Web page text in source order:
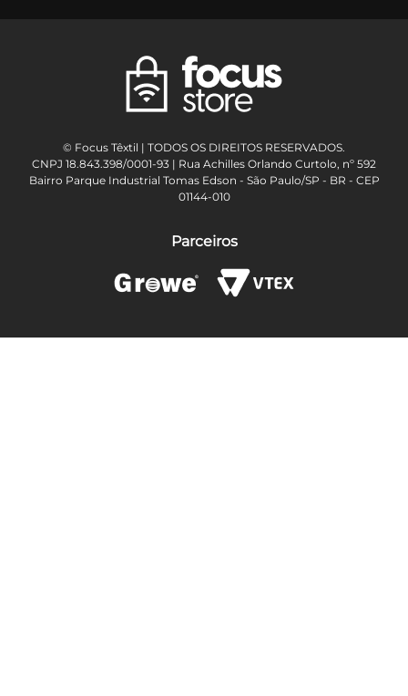
© Focus Têxtil | TODOS OS DIREITOS RESERVADOS.
CNPJ 18.843.398/0001-93 | Rua Achilles Orlando Curtolo, nº 592
Bairro Parque Industrial Tomas Edson - São Paulo/SP - BR - CEP
01144-010
Parceiros